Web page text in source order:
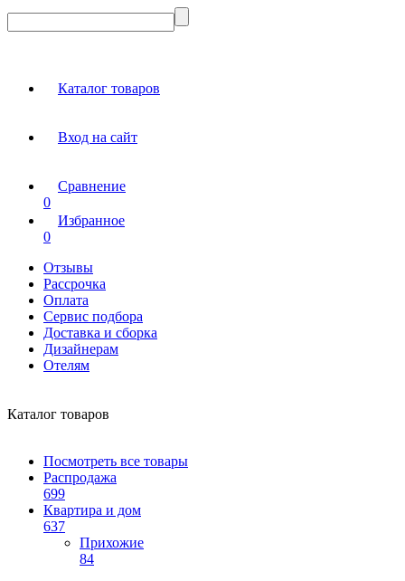
Каталог товаров
Вход на сайт
Сравнение
0
Избранное
0
Отзывы
Рассрочка
Оплата
Сервис подбора
Доставка и сборка
Дизайнерам
Отелям
Каталог товаров
Посмотреть все товары
Распродажа
699
Квартира и дом
637
Прихожие
84